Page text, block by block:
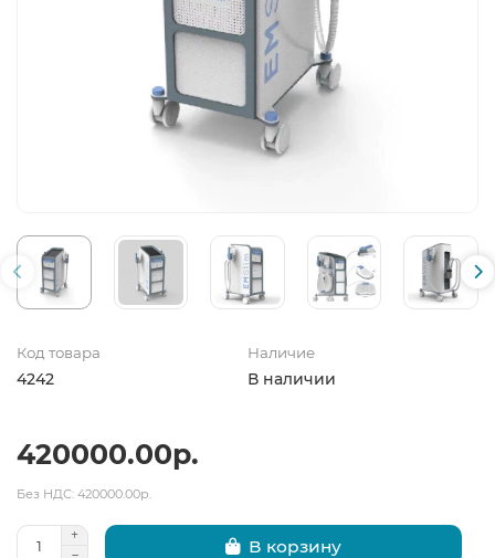
Код товара
4242
Наличие
В наличии
420000.00р.
Без НДС: 420000.00р.
В корзину